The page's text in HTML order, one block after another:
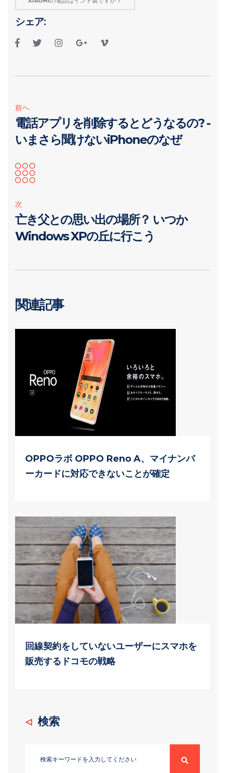
シェア:
前へ
電話アプリを削除するとどうなるの? -
いまさら聞けないiPhoneのなぜ
次
亡き父との思い出の場所？ いつか
Windows XPの丘に行こう
関連記事
OPPOラボ OPPO Reno A、マイナンバ
ーカードに対応できないことが確定
回線契約をしていないユーザーにスマホを
販売するドコモの戦略
検索